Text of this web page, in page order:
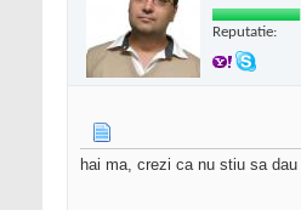
Reputatie:
hai ma, crezi ca nu stiu sa dau